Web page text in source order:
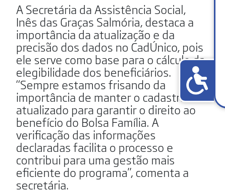
A Secretária da Assistência Social,
Inês das Graças Salmória, destaca a
importância da atualização e da
precisão dos dados no CadÚnico, pois
ele serve como base para o cálculo da
elegibilidade dos beneficiários.
“Sempre estamos frisando da
importância de manter o cadastro
atualizado para garantir o direito ao
benefício do Bolsa Família. A
verificação das informações
declaradas facilita o processo e
contribui para uma gestão mais
eficiente do programa”, comenta a
secretária.